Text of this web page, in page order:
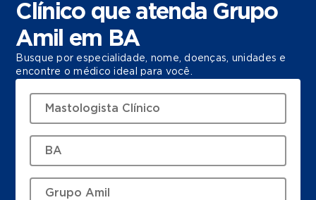
Clínico que atenda Grupo
Amil em BA
Busque por especialidade, nome, doenças, unidades e
encontre o médico ideal para você.